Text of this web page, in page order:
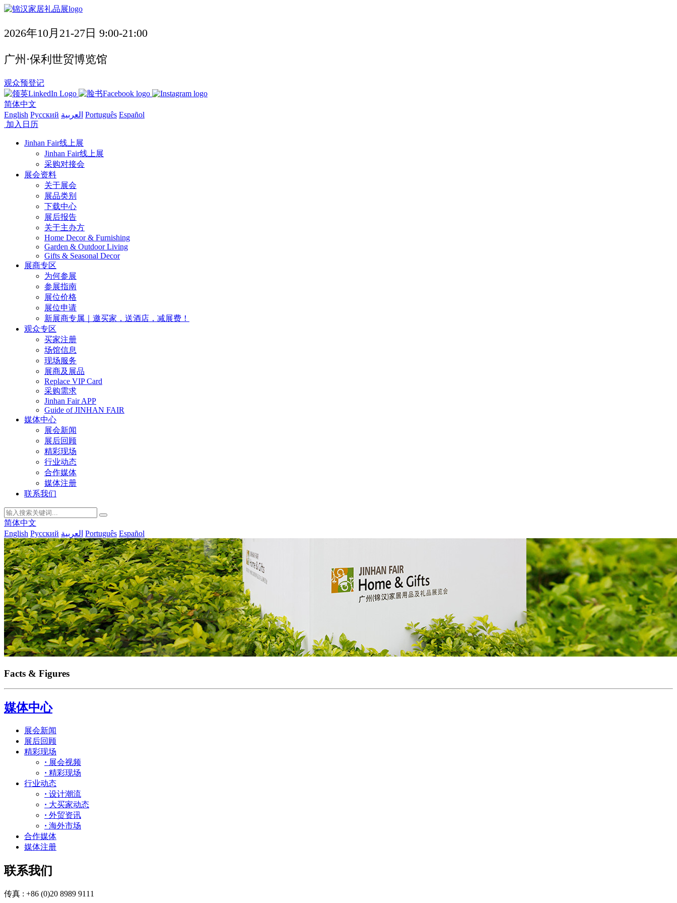
2026年10月21-27日 9:00-21:00
广州·保利世贸博览馆
观众预登记
简体中文
English Русский العربية Português Español
加入日历
Jinhan Fair线上展
Jinhan Fair线上展
采购对接会
展会资料
关于展会
展品类别
下载中心
展后报告
关于主办方
Home Decor & Furnishing
Garden & Outdoor Living
Gifts & Seasonal Decor
展商专区
为何参展
参展指南
展位价格
展位申请
新展商专属｜邀买家，送酒店，减展费！
观众专区
买家注册
场馆信息
现场服务
展商及展品
Replace VIP Card
采购需求
Jinhan Fair APP
Guide of JINHAN FAIR
媒体中心
展会新闻
展后回顾
精彩现场
行业动态
合作媒体
媒体注册
联系我们
简体中文
English Русский العربية Português Español
Facts & Figures
媒体中心
展会新闻
展后回顾
精彩现场
· 展会视频
· 精彩现场
行业动态
· 设计潮流
· 大买家动态
· 外贸资讯
· 海外市场
合作媒体
媒体注册
联系我们
传真 : +86 (0)20 8989 9111